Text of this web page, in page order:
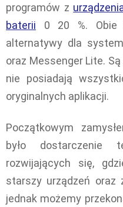
programów z
baterii 0 20 %. Obie
alternatywy dla
oraz Messenger Lite.
nie posiadają
oryginalnych aplikacji.
Początkowym
było dostarczenie
rozwijających się,
starszy urządzeń oraz
jednak możemy